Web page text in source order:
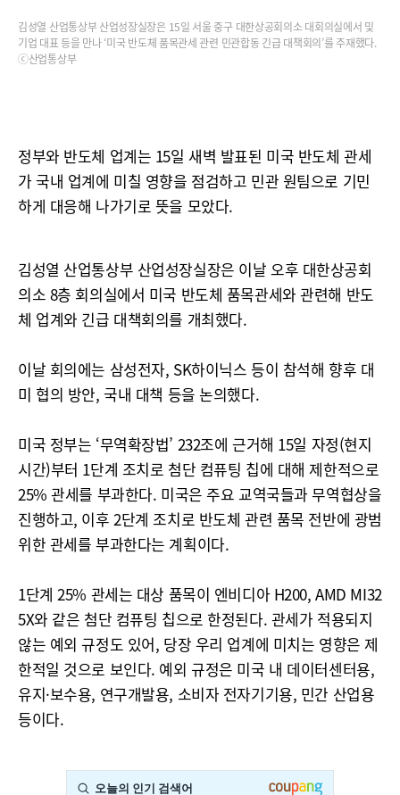
김성열 산업통상부 산업성장실장은 15일 서울 중구 대한상공회의소 대회의실에서 및
기업 대표 등을 만나 ‘미국 반도체 품목관세 관련 민관합동 긴급 대책회의’를 주재했다.
ⓒ산업통상부
정부와 반도체 업계는 15일 새벽 발표된 미국 반도체 관세
가 국내 업계에 미칠 영향을 점검하고 민관 원팀으로 기민
하게 대응해 나가기로 뜻을 모았다.
김성열 산업통상부 산업성장실장은 이날 오후 대한상공회
의소 8층 회의실에서 미국 반도체 품목관세와 관련해 반도
체 업계와 긴급 대책회의를 개최했다.
이날 회의에는 삼성전자, SK하이닉스 등이 참석해 향후 대
미 협의 방안, 국내 대책 등을 논의했다.
미국 정부는 ‘무역확장법’ 232조에 근거해 15일 자정(현지
시간)부터 1단계 조치로 첨단 컴퓨팅 칩에 대해 제한적으로
25% 관세를 부과한다. 미국은 주요 교역국들과 무역협상을
진행하고, 이후 2단계 조치로 반도체 관련 품목 전반에 광범
위한 관세를 부과한다는 계획이다.
1단계 25% 관세는 대상 품목이 엔비디아 H200, AMD MI32
5X와 같은 첨단 컴퓨팅 칩으로 한정된다. 관세가 적용되지
않는 예외 규정도 있어, 당장 우리 업계에 미치는 영향은 제
한적일 것으로 보인다. 예외 규정은 미국 내 데이터센터용,
유지·보수용, 연구개발용, 소비자 전자기기용, 민간 산업용
등이다.